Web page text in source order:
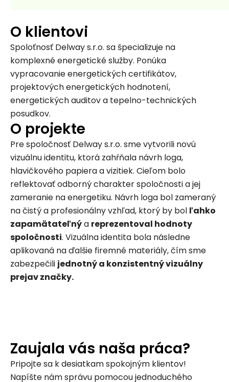
O klientovi
Spoloťnosť Delway s.r.o. sa špecializuje na
komplexné energetické služby. Ponúka
vypracovanie energetických certifikátov,
projektových energetických hodnotení,
energetických auditov a tepelno-technických
posudkov.
O projekte
Pre spoločnosť Delway s.r.o. sme vytvorili novú
vizuálnu identitu, ktorá zahŕňala návrh loga,
hlavičkového papiera a vizitiek. Cieľom bolo
reflektovať odborný charakter spoločnosti a jej
zameranie na energetiku. Návrh loga bol zameraný
na čistý a profesionálny vzhľad, ktorý by bol ľahko
zapamätateľnýa reprezentoval hodnoty
spoločnosti. Vizuálna identita bola následne
aplikovaná na ďalšie firemné materiály, čím sme
zabezpečili jednotný a konzistentný vizuálny
prejav značky.
Zaujala vás naša práca?
Pripojte sa k desiatkam spokojným klientov!
Napíšte nám správu pomocou jednoduchého